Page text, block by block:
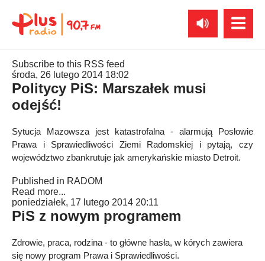
Subscribe to this RSS feed
środa, 26 lutego 2014 18:02
Politycy PiS: Marszałek musi
odejść!
Sytucja Mazowsza jest katastrofalna - alarmują Posłowie
Prawa i Sprawiedliwości Ziemi Radomskiej i pytają, czy
województwo zbankrutuje jak amerykańskie miasto Detroit.
Published in RADOM
Read more...
poniedziałek, 17 lutego 2014 20:11
PiS z nowym programem
Zdrowie, praca, rodzina - to główne hasła, w kórych zawiera
się nowy program Prawa i Sprawiedliwości.